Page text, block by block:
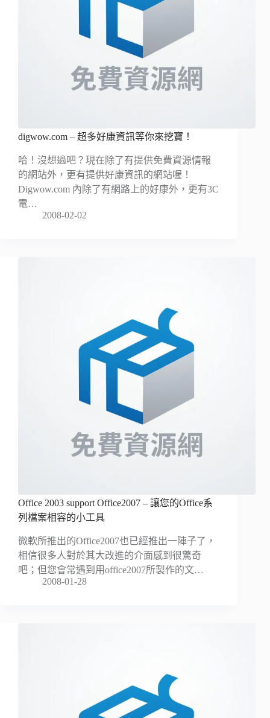
digwow.com – 超多好康資訊等你來挖寶！
哈！沒想過吧？現在除了有提供免費資源情報
的網站外，更有提供好康資訊的網站喔！
Digwow.com 內除了有網路上的好康外，更有3C
電…
2008-02-02
Office 2003 support Office2007 – 讓您的Office系
列檔案相容的小工具
微軟所推出的Office2007也已經推出一陣子了，
相信很多人對於其大改進的介面感到很驚奇
吧；但您會常遇到用office2007所製作的文…
2008-01-28